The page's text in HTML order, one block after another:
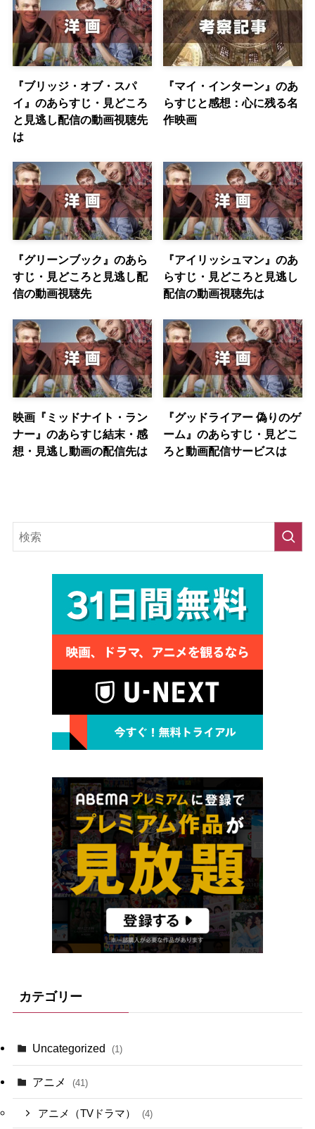
『ブリッジ・オブ・スパ
イ』のあらすじ・見どころ
と見逃し配信の動画視聴先
は
『マイ・インターン』のあ
らすじと感想：心に残る名
作映画
『グリーンブック』のあら
すじ・見どころと見逃し配
信の動画視聴先
『アイリッシュマン』のあ
らすじ・見どころと見逃し
配信の動画視聴先は
映画『ミッドナイト・ラン
ナー』のあらすじ結末・感
想・見逃し動画の配信先は
『グッドライアー 偽りのゲ
ーム』のあらすじ・見どこ
ろと動画配信サービスは
カテゴリー
Uncategorized (1)
アニメ (41)
アニメ（TVドラマ） (4)